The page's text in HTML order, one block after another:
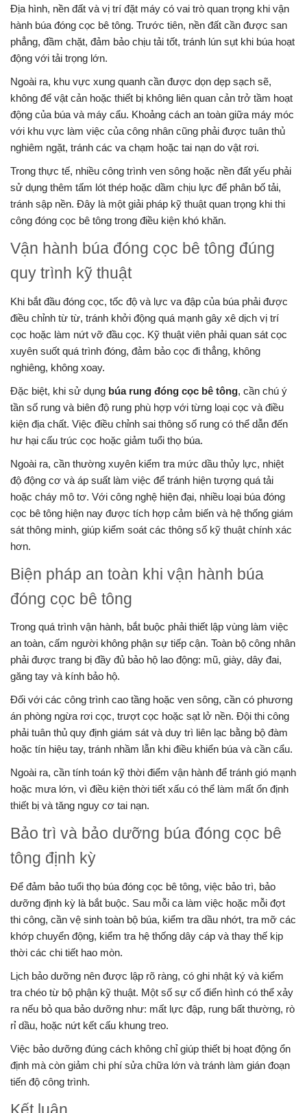
Địa hình, nền đất và vị trí đặt máy có vai trò quan trọng khi vận
hành búa đóng cọc bê tông. Trước tiên, nền đất cần được san
phẳng, đầm chặt, đảm bảo chịu tải tốt, tránh lún sụt khi búa hoạt
động với tải trọng lớn.
Ngoài ra, khu vực xung quanh cần được dọn dẹp sạch sẽ,
không để vật cản hoặc thiết bị không liên quan cản trở tầm hoạt
động của búa và máy cẩu. Khoảng cách an toàn giữa máy móc
với khu vực làm việc của công nhân cũng phải được tuân thủ
nghiêm ngặt, tránh các va chạm hoặc tai nạn do vật rơi.
Trong thực tế, nhiều công trình ven sông hoặc nền đất yếu phải
sử dụng thêm tấm lót thép hoặc dầm chịu lực để phân bố tải,
tránh sập nền. Đây là một giải pháp kỹ thuật quan trọng khi thi
công đóng cọc bê tông trong điều kiện khó khăn.
Vận hành búa đóng cọc bê tông đúng
quy trình kỹ thuật
Khi bắt đầu đóng cọc, tốc độ và lực va đập của búa phải được
điều chỉnh từ từ, tránh khởi động quá mạnh gây xê dịch vị trí
cọc hoặc làm nứt vỡ đầu cọc. Kỹ thuật viên phải quan sát cọc
xuyên suốt quá trình đóng, đảm bảo cọc đi thẳng, không
nghiêng, không xoay.
Đặc biệt, khi sử dụng búa rung đóng cọc bê tông, cần chú ý
tần số rung và biên độ rung phù hợp với từng loại cọc và điều
kiện địa chất. Việc điều chỉnh sai thông số rung có thể dẫn đến
hư hại cấu trúc cọc hoặc giảm tuổi thọ búa.
Ngoài ra, cần thường xuyên kiểm tra mức dầu thủy lực, nhiệt
độ động cơ và áp suất làm việc để tránh hiện tượng quá tải
hoặc cháy mô tơ. Với công nghệ hiện đại, nhiều loại búa đóng
cọc bê tông hiện nay được tích hợp cảm biến và hệ thống giám
sát thông minh, giúp kiểm soát các thông số kỹ thuật chính xác
hơn.
Biện pháp an toàn khi vận hành búa
đóng cọc bê tông
Trong quá trình vận hành, bắt buộc phải thiết lập vùng làm việc
an toàn, cấm người không phận sự tiếp cận. Toàn bộ công nhân
phải được trang bị đầy đủ bảo hộ lao động: mũ, giày, dây đai,
găng tay và kính bảo hộ.
Đối với các công trình cao tầng hoặc ven sông, cần có phương
án phòng ngừa rơi cọc, trượt cọc hoặc sạt lở nền. Đội thi công
phải tuân thủ quy định giám sát và duy trì liên lạc bằng bộ đàm
hoặc tín hiệu tay, tránh nhầm lẫn khi điều khiển búa và cần cẩu.
Ngoài ra, cần tính toán kỹ thời điểm vận hành để tránh gió mạnh
hoặc mưa lớn, vì điều kiện thời tiết xấu có thể làm mất ổn định
thiết bị và tăng nguy cơ tai nạn.
Bảo trì và bảo dưỡng búa đóng cọc bê
tông định kỳ
Để đảm bảo tuổi thọ búa đóng cọc bê tông, việc bảo trì, bảo
dưỡng định kỳ là bắt buộc. Sau mỗi ca làm việc hoặc mỗi đợt
thi công, cần vệ sinh toàn bộ búa, kiểm tra dầu nhớt, tra mỡ các
khớp chuyển động, kiểm tra hệ thống dây cáp và thay thế kịp
thời các chi tiết hao mòn.
Lịch bảo dưỡng nên được lập rõ ràng, có ghi nhật ký và kiểm
tra chéo từ bộ phận kỹ thuật. Một số sự cố điển hình có thể xảy
ra nếu bỏ qua bảo dưỡng như: mất lực đập, rung bất thường, rò
rỉ dầu, hoặc nứt kết cấu khung treo.
Việc bảo dưỡng đúng cách không chỉ giúp thiết bị hoạt động ổn
định mà còn giảm chi phí sửa chữa lớn và tránh làm gián đoạn
tiến độ công trình.
Kết luận